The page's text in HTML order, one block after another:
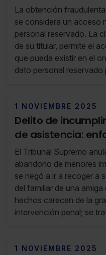
La obtención
se considera un acceso
personal reservado. La
de su titular, permite el
que pueda existir en el
dato personal
1 NOVIEMBRE 2025
Delito de
de asistencia:
Actualización
El Tribunal Supremo
abandono de menores
se negó a ir a recoger a
del familiar de una
hechos carecen de la
intervención penal; se
1 NOVIEMBRE 2025